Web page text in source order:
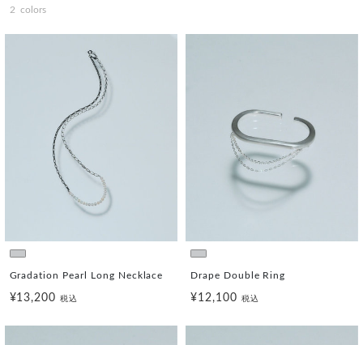
2 colors
Gradation Pearl Long Necklace
¥13,200税込
Drape Double Ring
¥12,100 税込